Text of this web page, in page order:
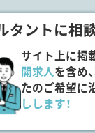
タントに相
サイト上に掲
開求人を含め、
たのご希望に
しします！